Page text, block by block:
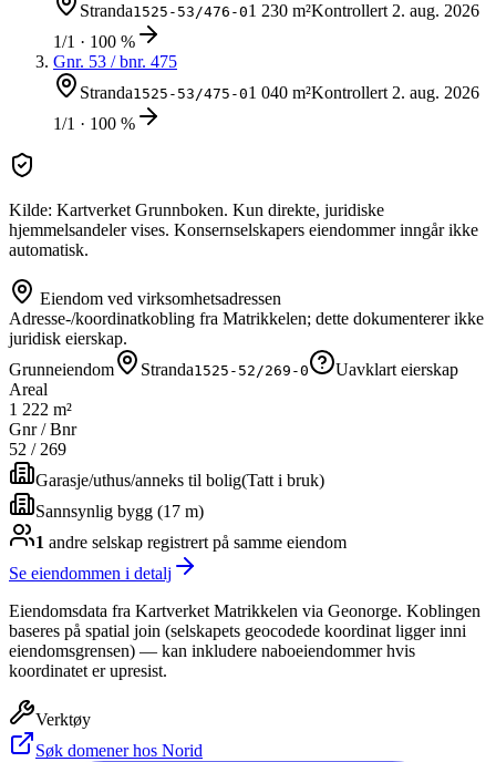
Stranda1525-53/476-01 230 m²Kontrollert2. aug. 2026
1/1 · 100 %
Gnr. 53 / bnr. 475
Stranda1525-53/475-01 040 m²Kontrollert2. aug. 2026
1/1 · 100 %
Kilde: Kartverket Grunnboken. Kun direkte, juridiske
hjemmelsandeler vises. Konsernselskapers eiendommer inngår ikke
automatisk.
Eiendom ved virksomhetsadressen
Adresse-/koordinatkobling fra Matrikkelen; dette dokumenterer ikke
juridisk eierskap.
Grunneiendom
Stranda1525-52/269-0
Uavklart eierskap
Areal
1 222 m²
Gnr / Bnr
52 /269
Garasje/uthus/anneks til bolig(Tatt i bruk)
Sannsynlig bygg (17 m)
1 andre selskap registrert på samme eiendom
Se eiendommen i detalj
Eiendomsdata fra Kartverket Matrikkelen via Geonorge. Koblingen
baseres på spatial join (selskapets geocodede koordinat ligger inni
eiendomsgrensen) — kan inkludere naboeiendommer hvis
koordinatet er upresist.
Verktøy
Søk domener hos Norid